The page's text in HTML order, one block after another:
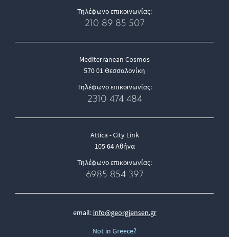
Τηλέφωνο επικοινωνίας:
210 89 85 507
Mediterranean Cosmos
570 01 Θεσσαλονίκη
Τηλέφωνο επικοινωνίας:
2310 474 484
Attica - City Link
105 64 Αθήνα
Τηλέφωνο επικοινωνίας:
6985 854 397
email: info@georgjensen.gr
Not in Greece?